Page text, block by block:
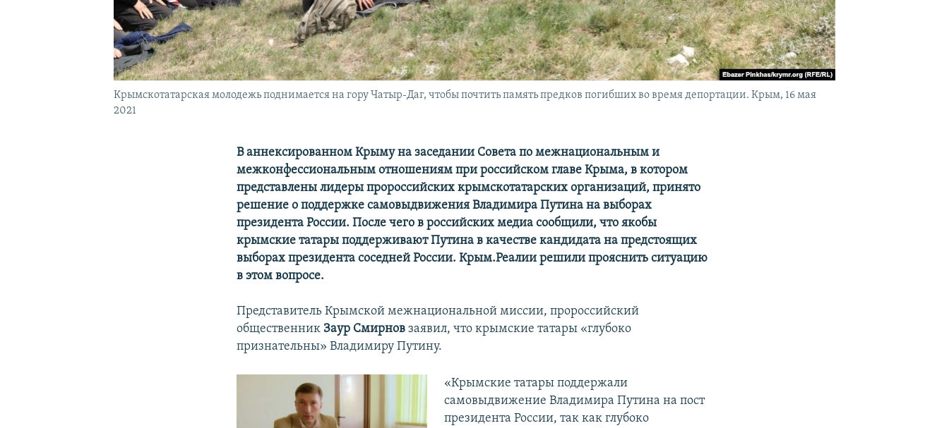
Крымскотатарская молодежь поднимается на гору Чатыр-Даг, чтобы почтить память предков погибших во время депортации. Крым, 16 мая
2021
В аннексированном Крыму на заседании Совета по межнациональным и
межконфессиональным отношениям при российском главе Крыма, в котором
представлены лидеры пророссийских крымскотатарских организаций, принято
решение о поддержке самовыдвижения Владимира Путина на выборах
президента России. После чего в российских медиа сообщили, что якобы
крымские татары поддерживают Путина в качестве кандидата на предстоящих
выборах президента соседней России. Крым.Реалии решили прояснить ситуацию
в этом вопросе.
Представитель Крымской межнациональной миссии, пророссийский
общественник Заур Смирнов заявил, что крымские татары «глубоко
признательны» Владимиру Путину.
«Крымские татары поддержали
самовыдвижение Владимира Путина на пост
президента России, так как глубоко